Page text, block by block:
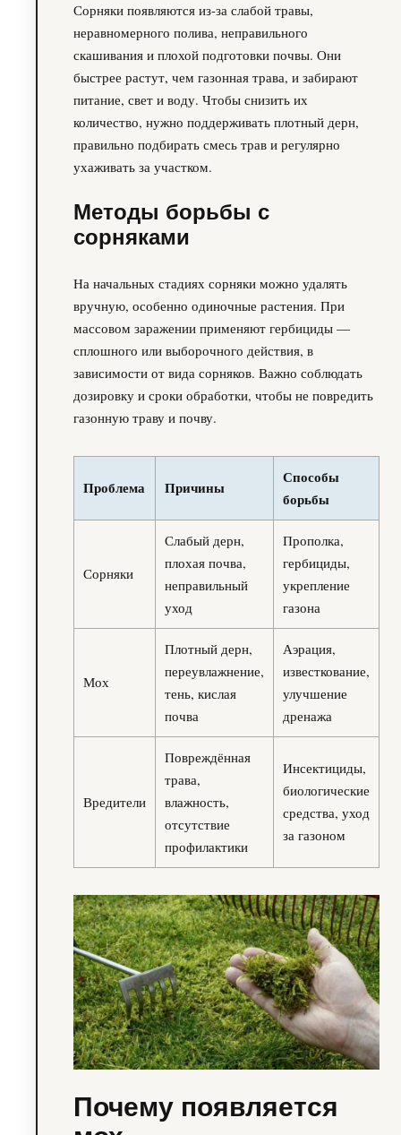
Сорняки появляются из-за слабой травы,
неравномерного полива, неправильного
скашивания и плохой подготовки почвы. Они
быстрее растут, чем газонная трава, и забирают
питание, свет и воду. Чтобы снизить их
количество, нужно поддерживать плотный дерн,
правильно подбирать смесь трав и регулярно
ухаживать за участком.
Методы борьбы с
сорняками
На начальных стадиях сорняки можно удалять
вручную, особенно одиночные растения. При
массовом заражении применяют гербициды —
сплошного или выборочного действия, в
зависимости от вида сорняков. Важно соблюдать
дозировку и сроки обработки, чтобы не повредить
газонную траву и почву.
Проблема Причины
Способы
борьбы
Сорняки
Слабый дерн,
плохая почва,
неправильный
уход
Прополка,
гербициды,
укрепление
газона
Мох
Плотный дерн,
переувлажнение,
тень, кислая
почва
Аэрация,
известкование,
улучшение
дренажа
Вредители
Повреждённая
трава,
влажность,
отсутствие
профилактики
Инсектициды,
биологические
средства, уход
за газоном
Почему появляется